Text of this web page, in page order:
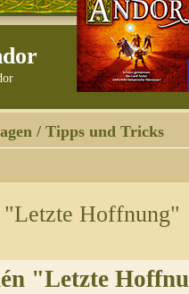
/ Tipps und Tricks
"Letzte Hoffnung"
"Letzte